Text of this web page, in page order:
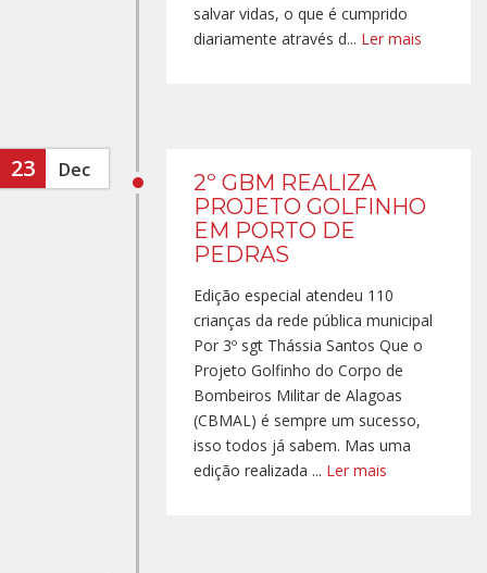
salvar vidas, o que é cumprido
diariamente através d... Ler mais
23 Dec
2º GBM REALIZA
PROJETO GOLFINHO
EM PORTO DE
PEDRAS
Edição especial atendeu 110
crianças da rede pública municipal
Por 3º sgt Thássia Santos Que o
Projeto Golfinho do Corpo de
Bombeiros Militar de Alagoas
(CBMAL) é sempre um sucesso,
isso todos já sabem. Mas uma
edição realizada ... Ler mais